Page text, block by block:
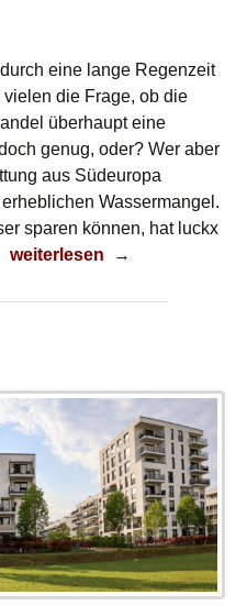
eine lange Regenzeit
die Frage, ob die
überhaupt eine
genug, oder? Wer aber
aus Südeuropa
Wassermangel.
sparen können, hat luckx
Wasser sparen ist angesagt
weiterlesen →